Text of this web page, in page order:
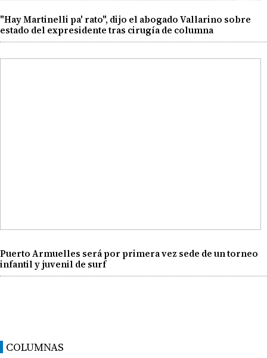
"Hay Martinelli pa' rato", dijo el abogado Vallarino sobre
estado del expresidente tras cirugía de columna
Puerto Armuelles será por primera vez sede de un torneo
infantil y juvenil de surf
COLUMNAS